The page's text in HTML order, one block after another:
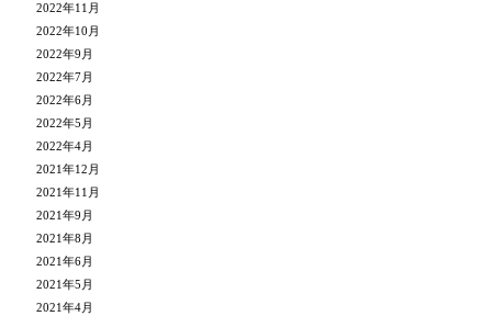
2022年11月
2022年10月
2022年9月
2022年7月
2022年6月
2022年5月
2022年4月
2021年12月
2021年11月
2021年9月
2021年8月
2021年6月
2021年5月
2021年4月